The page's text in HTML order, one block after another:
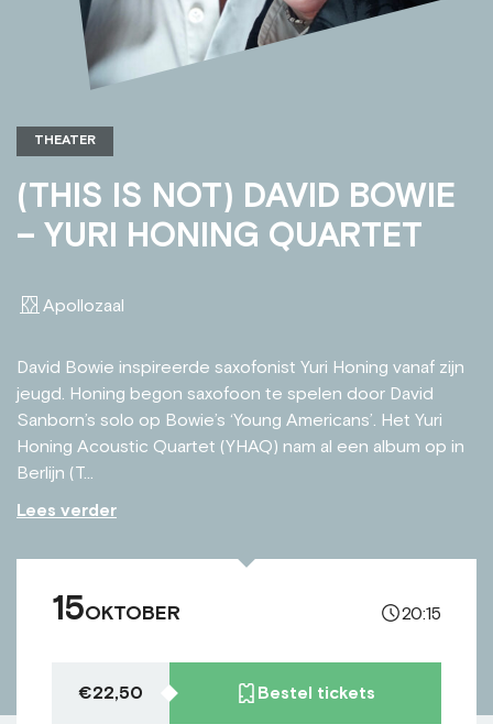
THEATER
(THIS IS NOT) DAVID BOWIE
– YURI HONING QUARTET
Apollozaal
David Bowie inspireerde saxofonist Yuri Honing vanaf zijn
jeugd. Honing begon saxofoon te spelen door David
Sanborn’s solo op Bowie’s ‘Young Americans’. Het Yuri
Honing Acoustic Quartet (YHAQ) nam al een album op in
Berlijn (T...
Lees verder
15OKTOBER 20:15
€22,50 Bestel tickets